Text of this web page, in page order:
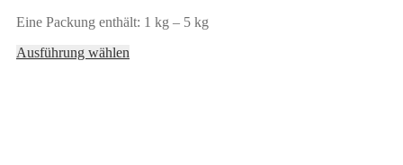
Eine Packung enthält: 1 kg – 5 kg
Ausführung wählen